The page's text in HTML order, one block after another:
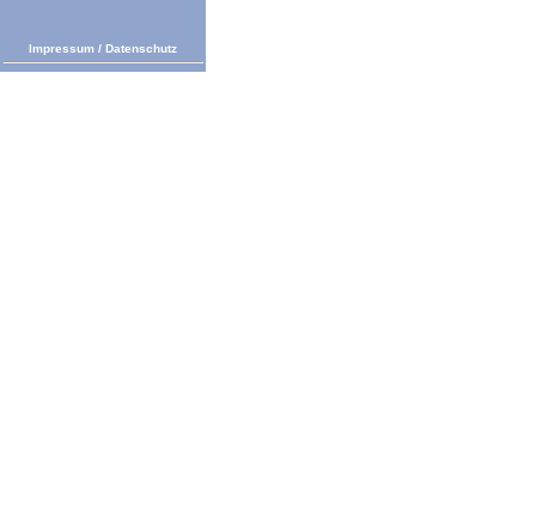
Impressum / Datenschutz